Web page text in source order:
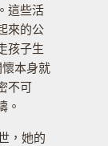
這些活
來的公
孩子生
懷本身就
不可
。
，她的